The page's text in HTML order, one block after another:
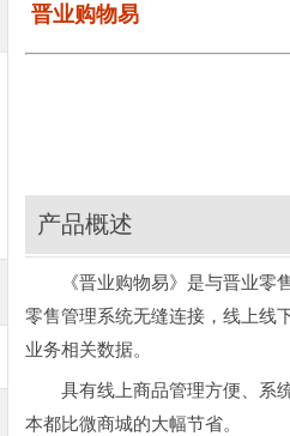
晋业购物易
产品概述
《晋业购物易》是与晋业零售
零售管理系统无缝连接，线上线
业务相关数据。
具有线上商品管理方便、系统
本都比微商城的大幅节省。